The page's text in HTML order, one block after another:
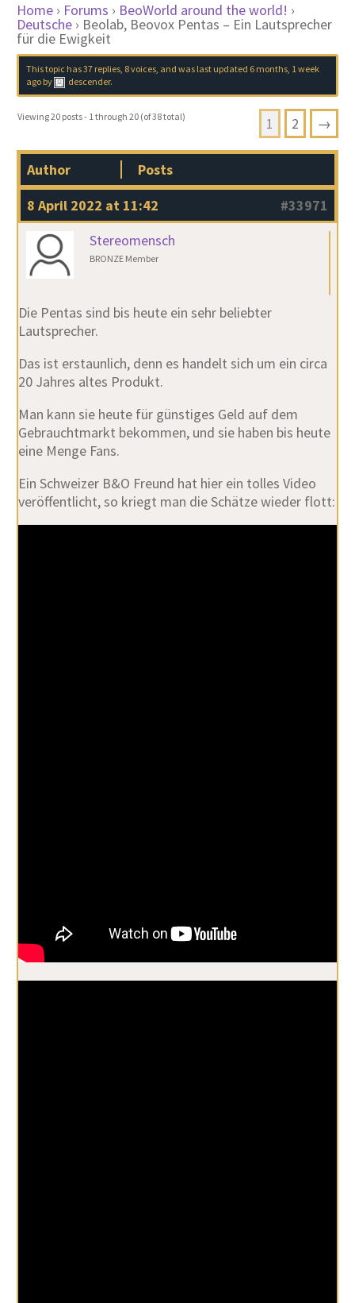
Home › Forums › BeoWorld around the world! ›
Deutsche › Beolab, Beovox Pentas – Ein Lautsprecher
für die Ewigkeit
This topic has 37 replies, 8 voices, and was last updated 6 months, 1 week
agoby descender.
Viewing 20 posts - 1 through 20 (of 38 total) 1 2 →
Author
Posts
8 April 2022 at 11:42
#33971
Stereomensch
BRONZE Member
Die Pentas sind bis heute ein sehr beliebter
Lautsprecher.
Das ist erstaunlich, denn es handelt sich um ein circa
20 Jahres altes Produkt.
Man kann sie heute für günstiges Geld auf dem
Gebrauchtmarkt bekommen, und sie haben bis heute
eine Menge Fans.
Ein Schweizer B&O Freund hat hier ein tolles Video
veröffentlicht, so kriegt man die Schätze wieder flott: